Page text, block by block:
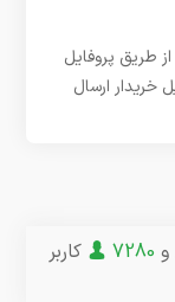
طریق پروفایل
خریدار ارسال
7280
کاربر